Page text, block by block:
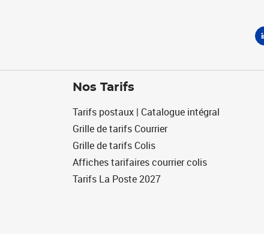
Nos Tarifs
Tarifs postaux | Catalogue intégral
Grille de tarifs Courrier
Grille de tarifs Colis
Affiches tarifaires courrier colis
Tarifs La Poste 2027